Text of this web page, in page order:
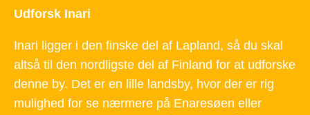
Udforsk Inari
Inari ligger i den finske del af Lapland, så du skal
altså til den nordligste del af Finland for at udforske
denne by. Det er en lille landsby, hvor der er rig
mulighed for se nærmere på Enaresøen eller